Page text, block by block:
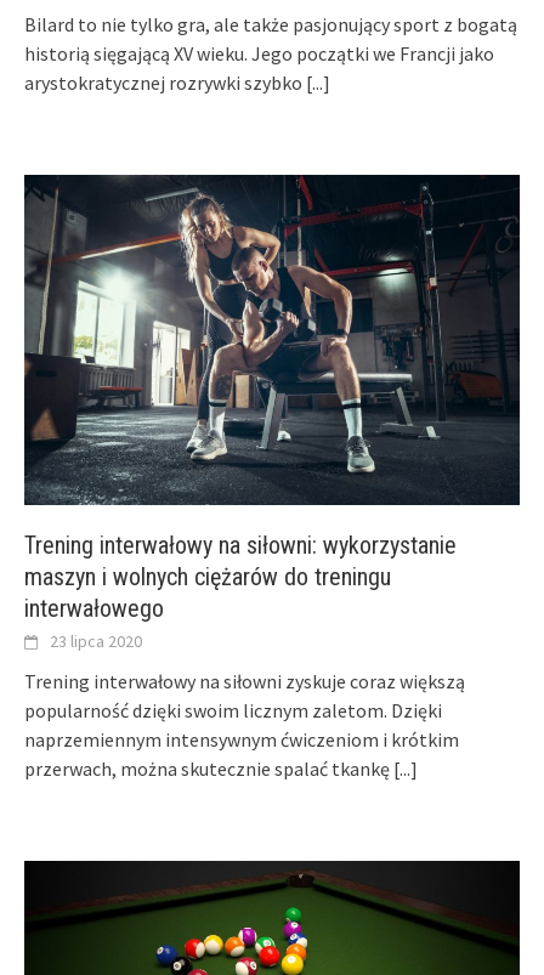
Bilard to nie tylko gra, ale także pasjonujący sport z bogatą
historią sięgającą XV wieku. Jego początki we Francji jako
arystokratycznej rozrywki szybko [...]
Trening interwałowy na siłowni: wykorzystanie
maszyn i wolnych ciężarów do treningu
interwałowego
23 lipca 2020
Trening interwałowy na siłowni zyskuje coraz większą
popularność dzięki swoim licznym zaletom. Dzięki
naprzemiennym intensywnym ćwiczeniom i krótkim
przerwach, można skutecznie spalać tkankę [...]